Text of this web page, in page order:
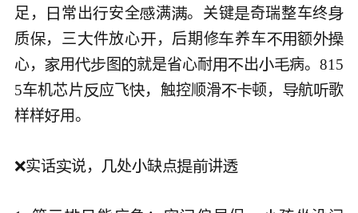
足，
 常出安全满。关键奇瑞整车终
质，三件放心，后期修养车 额
心，用 图 就是省心耐出病。815
5车机芯片应飞，触控顺滑顿， 航歌
样样用。
❌实话说， 处缺点讲